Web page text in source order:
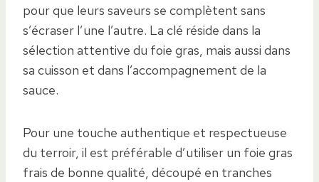
pour que leurs saveurs se complètent sans
s’écraser l’une l’autre. La clé réside dans la
sélection attentive du foie gras, mais aussi dans
sa cuisson et dans l’accompagnement de la
sauce.
Pour une touche authentique et respectueuse
du terroir, il est préférable d’utiliser un foie gras
frais de bonne qualité, découpé en tranches